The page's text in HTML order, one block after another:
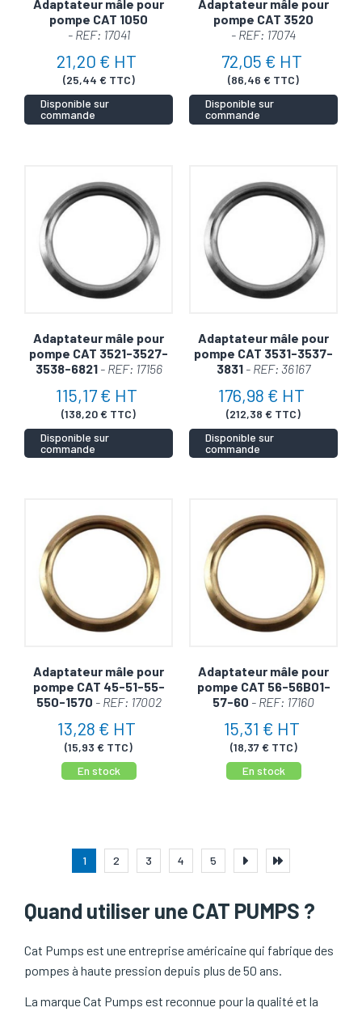
Adaptateur mâle pour
pompe CAT 1050
- REF: 17041
21,20 € HT
(25,44 € TTC)
Disponible sur
commande
Adaptateur mâle pour
pompe CAT 3520
- REF: 17074
72,05 € HT
(86,46 € TTC)
Disponible sur
commande
Adaptateur mâle pour
pompe CAT 3521-3527-
3538-6821 - REF: 17156
115,17 € HT
(138,20 € TTC)
Disponible sur
commande
Adaptateur mâle pour
pompe CAT 3531-3537-
3831 - REF: 36167
176,98 € HT
(212,38 € TTC)
Disponible sur
commande
Adaptateur mâle pour
pompe CAT 45-51-55-
550-1570 - REF: 17002
13,28 € HT
(15,93 € TTC)
En stock
Adaptateur mâle pour
pompe CAT 56-56B01-
57-60 - REF: 17160
15,31 € HT
(18,37 € TTC)
En stock
1 2 3 4 5
Quand utiliser une CAT PUMPS ?
Cat Pumps est une entreprise américaine qui fabrique des
pompes à haute pression depuis plus de 50 ans.
La marque Cat Pumps est reconnue pour la qualité et la